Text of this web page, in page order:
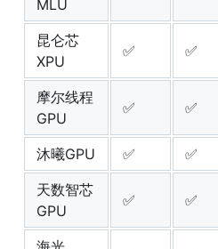
MLU
昆仑芯
XPU
✅ ✅
摩尔线程
GPU
✅ ✅
沐曦GPU ✅ ✅
天数智芯
GPU
✅ ✅